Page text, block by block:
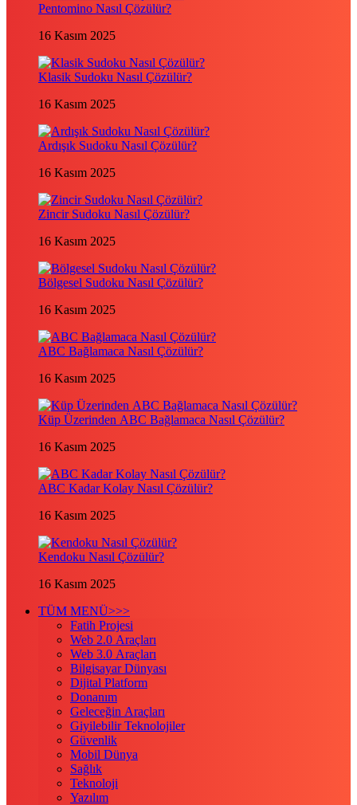
Pentomino Nasıl Çözülür?
16 Kasım 2025
Klasik Sudoku Nasıl Çözülür?
16 Kasım 2025
Ardışık Sudoku Nasıl Çözülür?
16 Kasım 2025
Zincir Sudoku Nasıl Çözülür?
16 Kasım 2025
Bölgesel Sudoku Nasıl Çözülür?
16 Kasım 2025
ABC Bağlamaca Nasıl Çözülür?
16 Kasım 2025
Küp Üzerinden ABC Bağlamaca Nasıl Çözülür?
16 Kasım 2025
ABC Kadar Kolay Nasıl Çözülür?
16 Kasım 2025
Kendoku Nasıl Çözülür?
16 Kasım 2025
TÜM MENÜ>>>
Fatih Projesi
Web 2.0 Araçları
Web 3.0 Araçları
Bilgisayar Dünyası
Dijital Platform
Donanım
Geleceğin Araçları
Giyilebilir Teknolojiler
Güvenlik
Mobil Dünya
Sağlık
Teknoloji
Yazılım